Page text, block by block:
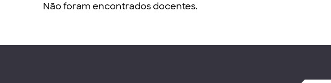
Não foram encontrados docentes.